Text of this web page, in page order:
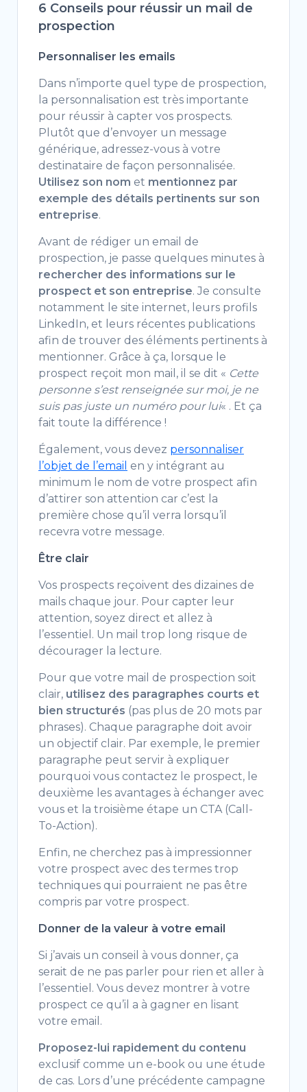
6 Conseils pour réussir un mail de
prospection
Personnaliser les emails
Dans n’importe quel type de prospection,
la personnalisation est très importante
pour réussir à capter vos prospects.
Plutôt que d’envoyer un message
générique, adressez-vous à votre
destinataire de façon personnalisée.
Utilisez son nom et mentionnez par
exemple des détails pertinents sur son
entreprise.
Avant de rédiger un email de
prospection, je passe quelques minutes à
rechercher des informations sur le
prospect et son entreprise. Je consulte
notamment le site internet, leurs profils
LinkedIn, et leurs récentes publications
afin de trouver des éléments pertinents à
mentionner. Grâce à ça, lorsque le
prospect reçoit mon mail, il se dit « Cette
personne s’est renseignée sur moi, je ne
suis pas juste un numéro pour lui« . Et ça
fait toute la différence !
Également, vous devez personnaliser
l’objet de l’email en y intégrant au
minimum le nom de votre prospect afin
d’attirer son attention car c’est la
première chose qu’il verra lorsqu’il
recevra votre message.
Être clair
Vos prospects reçoivent des dizaines de
mails chaque jour. Pour capter leur
attention, soyez direct et allez à
l’essentiel. Un mail trop long risque de
décourager la lecture.
Pour que votre mail de prospection soit
clair, utilisez des paragraphes courts et
bien structurés (pas plus de 20 mots par
phrases). Chaque paragraphe doit avoir
un objectif clair. Par exemple, le premier
paragraphe peut servir à expliquer
pourquoi vous contactez le prospect, le
deuxième les avantages à échanger avec
vous et la troisième étape un CTA (Call-
To-Action).
Enfin, ne cherchez pas à impressionner
votre prospect avec des termes trop
techniques qui pourraient ne pas être
compris par votre prospect.
Donner de la valeur à votre email
Si j’avais un conseil à vous donner, ça
serait de ne pas parler pour rien et aller à
l’essentiel. Vous devez montrer à votre
prospect ce qu’il a à gagner en lisant
votre email.
Proposez-lui rapidement du contenu
exclusif comme un e-book ou une étude
de cas. Lors d’une précédente campagne